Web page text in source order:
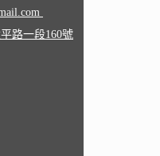
路一段160號